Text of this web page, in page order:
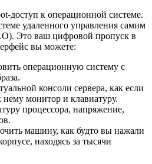
доступ к операционной системе.
удаленного управления самим
Это ваш цифровой пропуск в
вы можете:
операционную систему с
консоли сервера, как если
монитор и клавиатуру.
процессора, напряжение,
машину, как будто вы нажали
находясь за тысячи